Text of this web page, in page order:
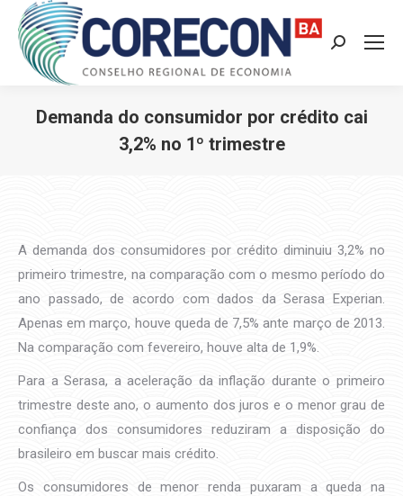
Search:
Demanda do consumidor por crédito cai
3,2% no 1º trimestre
A demanda dos consumidores por crédito diminuiu 3,2% no
primeiro trimestre, na comparação com o mesmo período do
ano passado, de acordo com dados da Serasa Experian.
Apenas em março, houve queda de 7,5% ante março de 2013.
Na comparação com fevereiro, houve alta de 1,9%.
Para a Serasa, a aceleração da inflação durante o primeiro
trimestre deste ano, o aumento dos juros e o menor grau de
confiança dos consumidores reduziram a disposição do
brasileiro em buscar mais crédito.
Os consumidores de menor renda puxaram a queda na